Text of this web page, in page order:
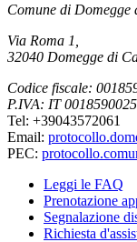
Comune di Domegge
Via Roma 1,
32040 Domegge di
Codice fiscale:
P.IVA: IT
Tel: +39043572061
Email:
PEC:
Leggi le FAQ
Prenotazione
Segnalazione
Richiesta